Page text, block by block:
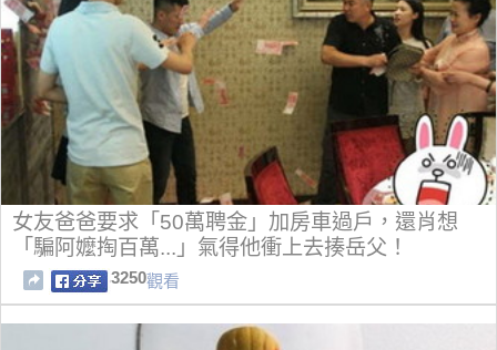
女友爸爸要求「50萬聘金」加房車過戶，還肖想
「騙阿嬤掏百萬...」氣得他衝上去揍岳父！
3250觀看